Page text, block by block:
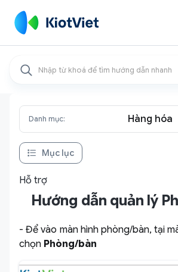
Danh mục: Hàng hóa
Mục lục
Hỗ trợ
Hướng dẫn quản lý
- Để vào màn hình phòng/bàn, tại
chọn Phòng/bàn